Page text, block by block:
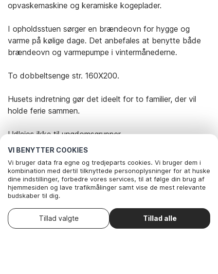
VI BENYTTER COOKIES
Vi bruger data fra egne og tredjeparts cookies. Vi bruger dem i
kombination med dertil tilknyttede personoplysninger for at huske
dine indstillinger, forbedre vores services, til at følge din brug af
hjemmesiden og lave trafikmålinger samt vise de mest relevante
budskaber til dig.
hvilke af vores valgfrie cookies du vil acceptere.
Læs mere om vores cookie- og privatlivspolitik. Du kan
trække dit samtykke tilbageHer.
Tillad alle
Tillad valgte
opvaskemaskine og keramiske kogeplader.
I opholdsstuen sørger en brændeovn for hygge og
varme på kølige dage. Det anbefales at benytte både
brændeovn og varmepumpe i vintermånederne.
To dobbeltsenge str. 160X200.
Husets indretning gør det ideelt for to familier, der vil
holde ferie sammen.
Udlejes ikke til ungdomsgrupper.
Rejseperiode og gæster
Dato
Gæster 2 Gæster
Vælg ankomstdato